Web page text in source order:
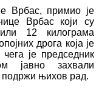
Врбас, примио је
Врбас који су
12 килограма
дрога која је
је председник
јавно захвали
подржи њихов рад.